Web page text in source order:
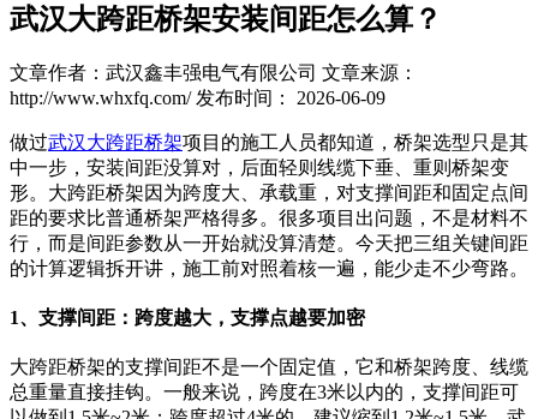
武汉大跨距桥架安装间距怎么算？
文章作者：武汉鑫丰强电气有限公司 文章来源：
http://www.whxfq.com/ 发布时间： 2026-06-09
做过武汉大跨距桥架项目的施工人员都知道，桥架选型只是其
中一步，安装间距没算对，后面轻则线缆下垂、重则桥架变
形。大跨距桥架因为跨度大、承载重，对支撑间距和固定点间
距的要求比普通桥架严格得多。很多项目出问题，不是材料不
行，而是间距参数从一开始就没算清楚。今天把三组关键间距
的计算逻辑拆开讲，施工前对照着核一遍，能少走不少弯路。
1、支撑间距：跨度越大，支撑点越要加密
大跨距桥架的支撑间距不是一个固定值，它和桥架跨度、线缆
总重量直接挂钩。一般来说，跨度在3米以内的，支撑间距可